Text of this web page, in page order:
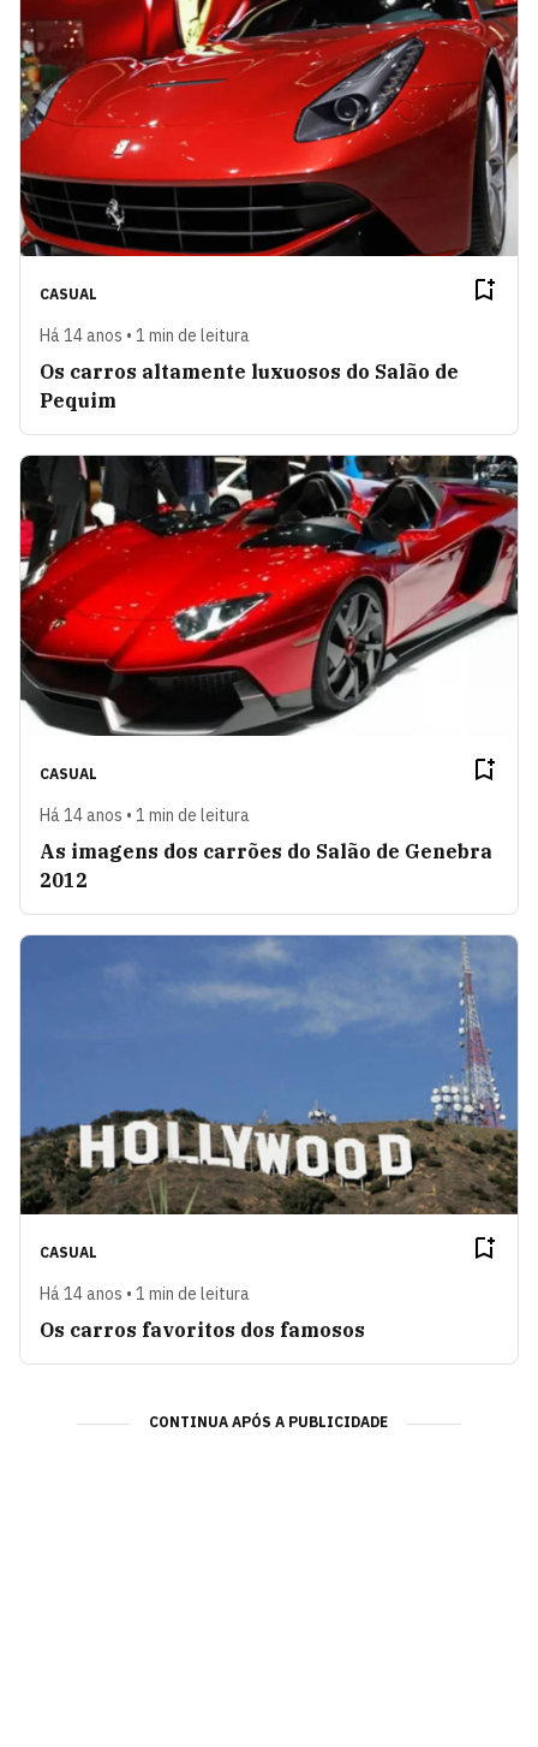
CASUAL
Há 14 anos • 1 min de leitura
Os carros altamente luxuosos do Salão de
Pequim
CASUAL
Há 14 anos • 1 min de leitura
As imagens dos carrões do Salão de Genebra
2012
CASUAL
Há 14 anos • 1 min de leitura
Os carros favoritos dos famosos
CONTINUA APÓS A PUBLICIDADE